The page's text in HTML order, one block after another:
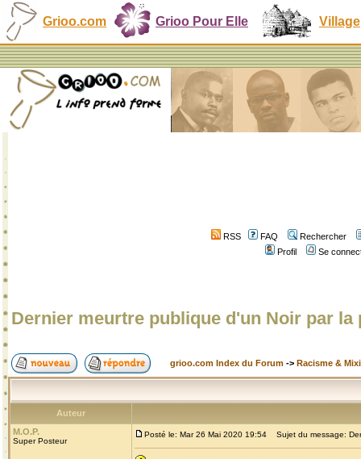
Grioo.com Grioo Pour Elle Village
RSS FAQ
Rechercher
Profil
Se
Dernier meurtre publique d'un Noir par la
grioo.com Index du Forum -> Racisme &
Auteur
M.O.P.
Super Posteur
Posté le: Mar 26 Mai 2020 19:54 Sujet du message: